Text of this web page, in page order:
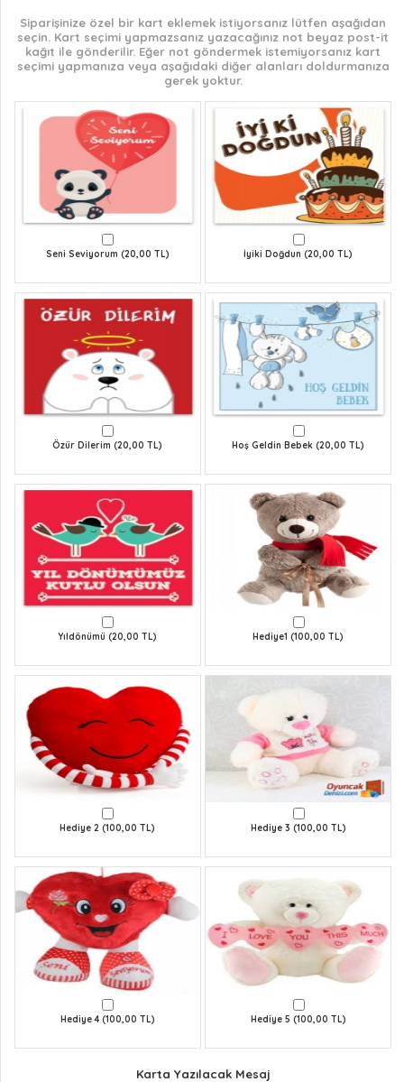
Siparişinize özel bir kart eklemek istiyorsanız lütfen aşağıdan
seçin. Kart seçimi yapmazsanız yazacağınız not beyaz post-it
kağıt ile gönderilir. Eğer not göndermek istemiyorsanız kart
seçimi yapmanıza veya aşağıdaki diğer alanları doldurmanıza
gerek yoktur.
Seni Seviyorum (20,00 TL) İyiki Doğdun (20,00 TL)
Özür Dilerim (20,00 TL) Hoş Geldin Bebek (20,00 TL)
Yıldönümü (20,00 TL) Hediye1 (100,00 TL)
Hediye 2 (100,00 TL) Hediye 3 (100,00 TL)
Hediye 4 (100,00 TL) Hediye 5 (100,00 TL)
Karta Yazılacak Mesaj